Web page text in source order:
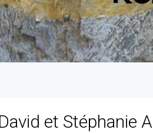
et Stéphanie